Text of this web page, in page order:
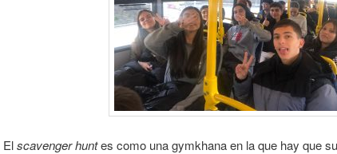
Elscavenger huntes como una gymkhana en la que hay que